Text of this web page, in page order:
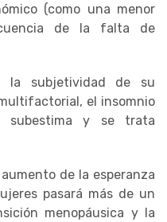
(como una menor
de la falta de
la subjetividad de su
el insomnio
subestima y se trata
de la esperanza
pasará más de un
menopáusica y la